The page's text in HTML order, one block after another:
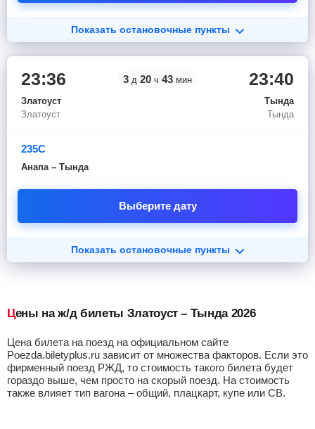
Показать остановочные пункты
23:36
Златоуст
Златоуст
3 д 20 ч 43 мин 23:40
Тында
Тында
235С
Анапа – Тында
Выберите дату
Показать остановочные пункты
Цены на ж/д билеты Златоуст – Тында 2026
Цена билета на поезд на официальном сайте
Poezda.biletyplus.ru зависит от множества факторов. Если это
фирменный поезд РЖД, то стоимость такого билета будет
гораздо выше, чем просто на скорый поезд. На стоимость
также влияет тип вагона – общий, плацкарт, купе или СВ.